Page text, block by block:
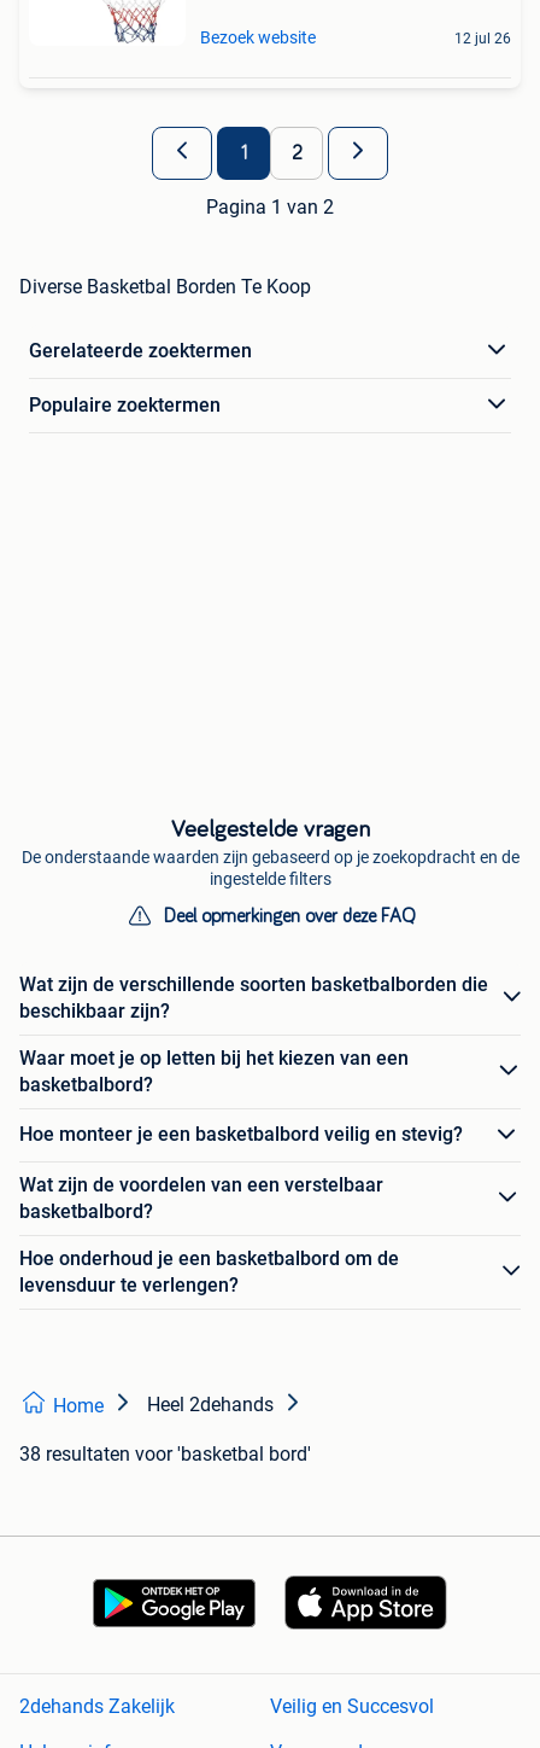
Bezoek website 12 jul 26
1 2
Pagina 1 van 2
Diverse Basketbal Borden Te Koop
Gerelateerde zoektermen
Populaire zoektermen
Veelgestelde vragen
De onderstaande waarden zijn gebaseerd op je zoekopdracht en de
ingestelde filters
Deel opmerkingen over deze FAQ
Wat zijn de verschillende soorten basketbalborden die
beschikbaar zijn?
Waar moet je op letten bij het kiezen van een
basketbalbord?
Hoe monteer je een basketbalbord veilig en stevig?
Wat zijn de voordelen van een verstelbaar
basketbalbord?
Hoe onderhoud je een basketbalbord om de
levensduur te verlengen?
Home Heel 2dehands
38 resultaten voor 'basketbal bord'
2dehands Zakelijk
Veilig en Succesvol